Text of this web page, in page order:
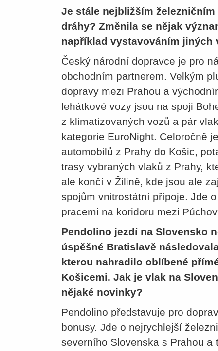
Je stále nejbližším
dráhy? Změnila se nějak
například vystavováním jiných
Český národní dopravce je pro
obchodním partnerem. Velkým
dopravy mezi Prahou a
lehátkové vozy jsou na spoji
z klimatizovaných vozů a pár
kategorie EuroNight. Celoročně
automobilů z Prahy do Košic,
trasy vybraných vlaků z Prahy,
ale končí v Žilině, kde jsou ale
spojům vnitrostátní přípoje. Jde
pracemi na koridoru mezi
Pendolino jezdí na Slovensko
úspěšné Bratislavě
kterou nahradilo oblíbené
Košicemi. Jak je vlak na
nějaké novinky?
Pendolino představuje pro
bonusy. Jde o nejrychlejší
severního Slovenska s Prahou